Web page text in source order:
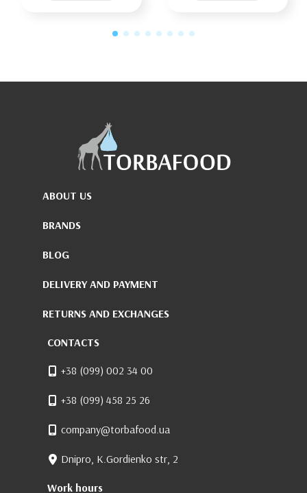
ABOUT US
BRANDS
BLOG
DELIVERY AND PAYMENT
RETURNS AND EXCHANGES
CONTACTS
+38 (099) 002 34 00
+38 (099) 458 25 26
company@torbafood.ua
Dnipro, K.Gordienko str, 2
Work hours